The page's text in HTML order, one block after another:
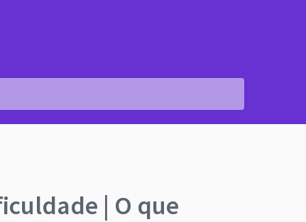
| O que